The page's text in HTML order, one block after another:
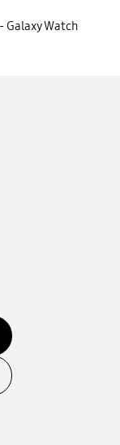
Watch